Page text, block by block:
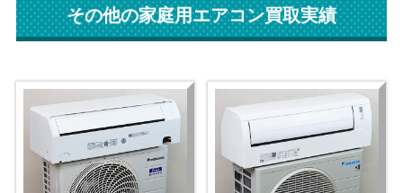
その他の家庭用エアコン買取実績